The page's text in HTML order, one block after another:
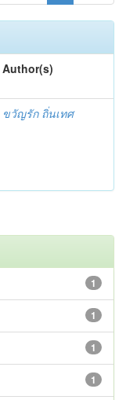
Author(s)
ขวัญรัก ถิ่นเทศ
1
1
1
1